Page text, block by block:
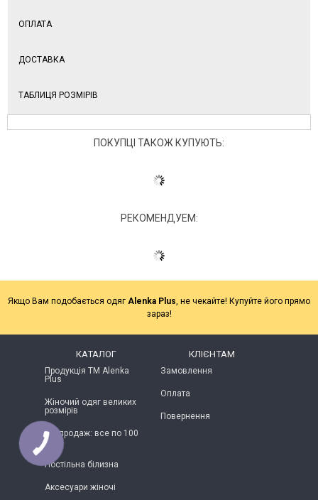
ОПЛАТА
ДОСТАВКА
ТАБЛИЦЯ РОЗМІРІВ
ПОКУПЦІ ТАКОЖ КУПУЮТЬ:
РЕКОМЕНДУЕМ:
Якщо Вам подобається одяг Alenka Plus , не чекайте! Купуйте його прямо
зараз!
КАТАЛОГ
Продукція ТМ Alenka
Plus
Жіночий одяг великих
розмірів
Розпродаж: все по 100
грн
Постільна білизна
Аксесуари жіночі
КЛІЄНТАМ
Замовлення
Оплата
Повернення